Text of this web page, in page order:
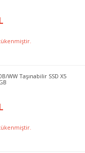
WW Taşınabilir SSD X5